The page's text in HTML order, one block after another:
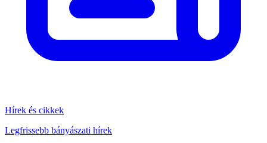
Hírek és cikkek
Legfrissebb bányászati hírek